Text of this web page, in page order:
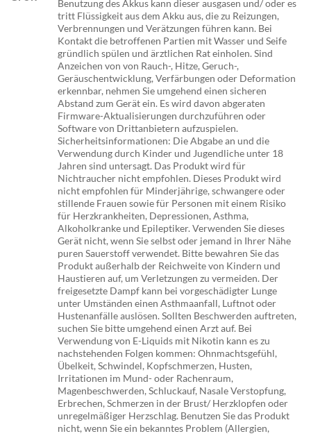
Benutzung des Akkus kann dieser ausgasen und/ oder es
tritt Flüssigkeit aus dem Akku aus, die zu Reizungen,
Verbrennungen und Verätzungen führen kann. Bei
Kontakt die betroffenen Partien mit Wasser und Seife
gründlich spülen und ärztlichen Rat einholen. Sind
Anzeichen von von Rauch-, Hitze, Geruch-,
Geräuschentwicklung, Verfärbungen oder Deformation
erkennbar, nehmen Sie umgehend einen sicheren
Abstand zum Gerät ein. Es wird davon abgeraten
Firmware-Aktualisierungen durchzuführen oder
Software von Drittanbietern aufzuspielen.
Sicherheitsinformationen: Die Abgabe an und die
Verwendung durch Kinder und Jugendliche unter 18
Jahren sind untersagt. Das Produkt wird für
Nichtraucher nicht empfohlen. Dieses Produkt wird
nicht empfohlen für Minderjährige, schwangere oder
stillende Frauen sowie für Personen mit einem Risiko
für Herzkrankheiten, Depressionen, Asthma,
Alkoholkranke und Epileptiker. Verwenden Sie dieses
Gerät nicht, wenn Sie selbst oder jemand in Ihrer Nähe
puren Sauerstoff verwendet. Bitte bewahren Sie das
Produkt außerhalb der Reichweite von Kindern und
Haustieren auf, um Verletzungen zu vermeiden. Der
freigesetzte Dampf kann bei vorgeschädigter Lunge
unter Umständen einen Asthmaanfall, Luftnot oder
Hustenanfälle auslösen. Sollten Beschwerden auftreten,
suchen Sie bitte umgehend einen Arzt auf. Bei
Verwendung von E-Liquids mit Nikotin kann es zu
nachstehenden Folgen kommen: Ohnmachtsgefühl,
Übelkeit, Schwindel, Kopfschmerzen, Husten,
Irritationen im Mund- oder Rachenraum,
Magenbeschwerden, Schluckauf, Nasale Verstopfung,
Erbrechen, Schmerzen in der Brust/ Herzklopfen oder
unregelmäßiger Herzschlag. Benutzen Sie das Produkt
nicht, wenn Sie ein bekanntes Problem (Allergien,